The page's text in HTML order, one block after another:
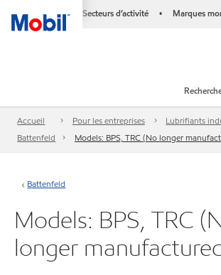
Secteurs d’activité • Marques
Accueil Pour les entreprises
Lubrifiants
Battenfeld
Models: BPS, TRC (No longer
Battenfeld
Models: BPS, TRC
longer